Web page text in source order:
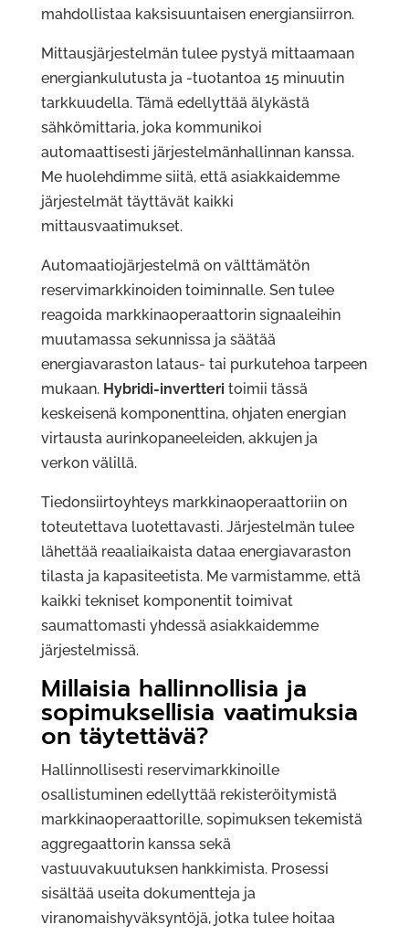
mahdollistaa kaksisuuntaisen energiansiirron.
Mittausjärjestelmän tulee pystyä mittaamaan
energiankulutusta ja -tuotantoa 15 minuutin
tarkkuudella. Tämä edellyttää älykästä
sähkömittaria, joka kommunikoi
automaattisesti järjestelmänhallinnan kanssa.
Me huolehdimme siitä, että asiakkaidemme
järjestelmät täyttävät kaikki
mittausvaatimukset.
Automaatiojärjestelmä on välttämätön
reservimarkkinoiden toiminnalle. Sen tulee
reagoida markkinaoperaattorin signaaleihin
muutamassa sekunnissa ja säätää
energiavaraston lataus- tai purkutehoa tarpeen
mukaan. Hybridi-invertteri toimii tässä
keskeisenä komponenttina, ohjaten energian
virtausta aurinkopaneeleiden, akkujen ja
verkon välillä.
Tiedonsiirtoyhteys markkinaoperaattoriin on
toteutettava luotettavasti. Järjestelmän tulee
lähettää reaaliaikaista dataa energiavaraston
tilasta ja kapasiteetista. Me varmistamme, että
kaikki tekniset komponentit toimivat
saumattomasti yhdessä asiakkaidemme
järjestelmissä.
Millaisia hallinnollisia ja
sopimuksellisia vaatimuksia
on täytettävä?
Hallinnollisesti reservimarkkinoille
osallistuminen edellyttää rekisteröitymistä
markkinaoperaattorille, sopimuksen tekemistä
aggregaattorin kanssa sekä
vastuuvakuutuksen hankkimista. Prosessi
sisältää useita dokumentteja ja
viranomaishyväksyntöjä, jotka tulee hoitaa